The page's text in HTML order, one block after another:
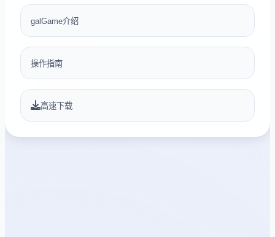
galGame介绍
操作指南
高速下载